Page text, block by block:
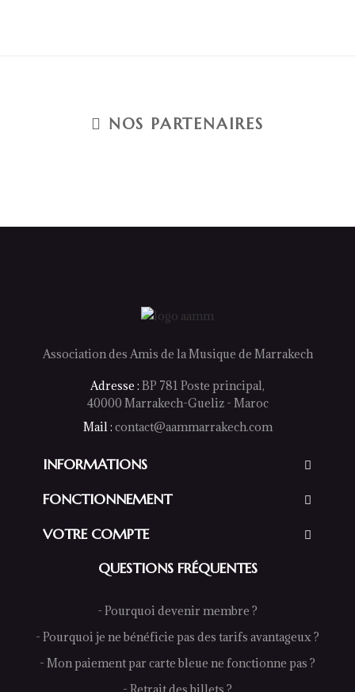
NOS PARTENAIRES
Association des Amis de la Musique de Marrakech
Adresse : BP 781 Poste principal,
40000 Marrakech-Gueliz - Maroc
Mail : contact@aammarrakech.com
INFORMATIONS
FONCTIONNEMENT
VOTRE COMPTE
QUESTIONS FRÉQUENTES
- Pourquoi devenir membre ?
- Pourquoi je ne bénéficie pas des tarifs avantageux ?
- Mon paiement par carte bleue ne fonctionne pas ?